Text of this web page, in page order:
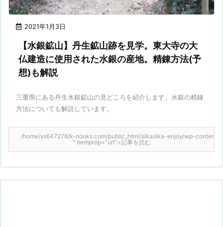
2021年1月3日
【水銀鉱山】丹生鉱山跡を見学。東大寺の大
仏建造に使用された水銀の産地。精錬方法(予
想)も解説
三重県にある丹生水銀鉱山の見どころを紹介します。水銀の精錬
方法についても解説しています。
/home/xs647278/k-nooks.com/public_html/sikasika-enjoy/wp-
" itemprop="url">記事を読む